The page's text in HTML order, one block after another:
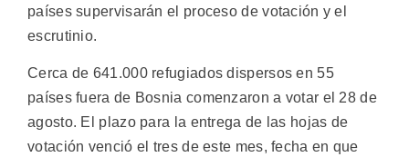
países supervisarán el proceso de votación y el
escrutinio.
Cerca de 641.000 refugiados dispersos en 55
países fuera de Bosnia comenzaron a votar el 28 de
agosto. El plazo para la entrega de las hojas de
votación venció el tres de este mes, fecha en que